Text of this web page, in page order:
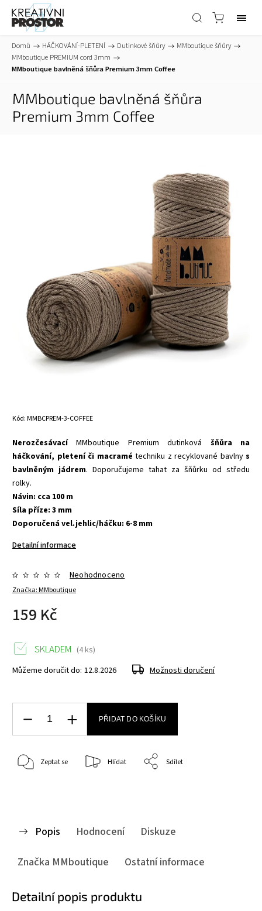
Domů / HÁČKOVÁNÍ-PLETENÍ / Dutinkové šňůry / MMboutique šňůry /
MMboutique PREMIUM cord 3mm /
MMboutique bavlněná šňůra Premium 3mm Coffee
MMboutique bavlněná šňůra
Premium 3mm Coffee
Kód:MMBCPREM-3-COFFEE
NerozčesávacíMMboutique Premium dutinková šňůra na
háčkování, pletení či macramé techniku z recyklované bavlny s
bavlněným jádrem. Doporučujeme tahat za šňůrku od středu
rolky.
Návin: cca 100 m
Síla příze: 3 mm
Doporučená vel.jehlic/háčku: 6-8 mm
Detailní informace
Značka:MMboutique
Neohodnoceno
159 Kč
SKLADEM (4 ks)
Můžeme doručit do: 12.8.2026 Možnosti doručení
PŘIDAT DO KOŠÍKU
Zeptat se Hlídat Sdílet
Popis Hodnocení
Diskuze
Značka MMboutique Ostatní informace
Detailní popis produktu